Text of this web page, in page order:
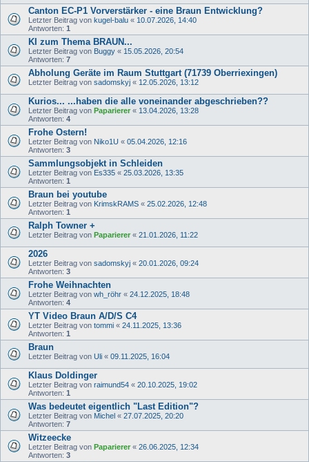
Canton EC-P1 Vorverstärker - eine Braun Entwicklung?
Letzter Beitrag von kugel-balu « 10.07.2026, 14:40
Antworten: 1
KI zum Thema BRAUN...
Letzter Beitrag von Buggy « 15.05.2026, 20:54
Antworten: 7
Abholung Geräte im Raum Stuttgart (71739 Oberriexingen)
Letzter Beitrag von sadomskyj « 12.05.2026, 13:12
Kurios... ...haben die alle voneinander abgeschrieben??
Letzter Beitrag von Paparierer « 13.04.2026, 13:28
Antworten: 4
Frohe Ostern!
Letzter Beitrag von Niko1U « 05.04.2026, 12:16
Antworten: 3
Sammlungsobjekt in Schleiden
Letzter Beitrag von Es335 « 25.03.2026, 13:35
Antworten: 1
Braun bei youtube
Letzter Beitrag von KrimskRAMS « 25.02.2026, 12:48
Antworten: 1
Ralph Towner +
Letzter Beitrag von Paparierer « 21.01.2026, 11:22
2026
Letzter Beitrag von sadomskyj « 20.01.2026, 09:24
Antworten: 3
Frohe Weihnachten
Letzter Beitrag von wh_röhr « 24.12.2025, 18:48
Antworten: 4
YT Video Braun A/D/S C4
Letzter Beitrag von tommi « 24.11.2025, 13:36
Antworten: 1
Braun
Letzter Beitrag von Uli « 09.11.2025, 16:04
Klaus Doldinger
Letzter Beitrag von raimund54 « 20.10.2025, 19:02
Antworten: 1
Was bedeutet eigentlich "Last Edition"?
Letzter Beitrag von Michel « 27.07.2025, 20:20
Antworten: 7
Witzeecke
Letzter Beitrag von Paparierer « 26.06.2025, 12:34
Antworten: 3